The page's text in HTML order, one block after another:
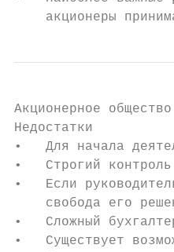
акционеры
Акционерное общество
Недостатки
•   Для начала
•   Строгий контроль
•   Если
свобода его
•   Сложный
•   Существует